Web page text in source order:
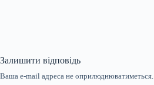
Залишити відповідь
Ваша e-mail адреса не оприлюднюватиметься.